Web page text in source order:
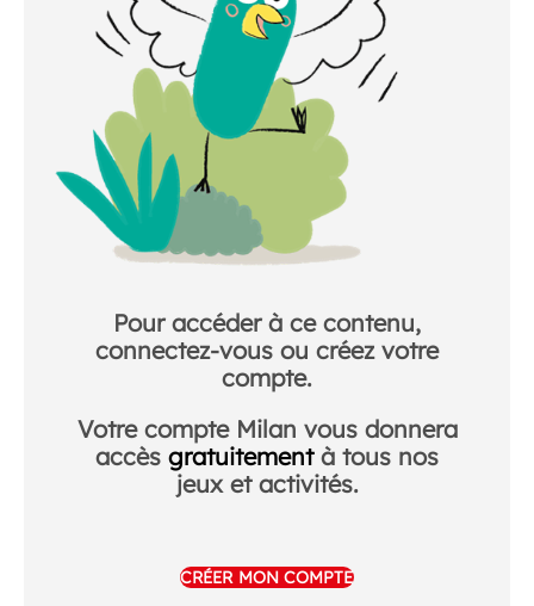
Pour accéder à ce contenu,
connectez-vous ou créez votre
compte.
Votre compte Milan vous donnera
accès gratuitementà tous nos
jeux et activités.
CRÉER MON COMPTE